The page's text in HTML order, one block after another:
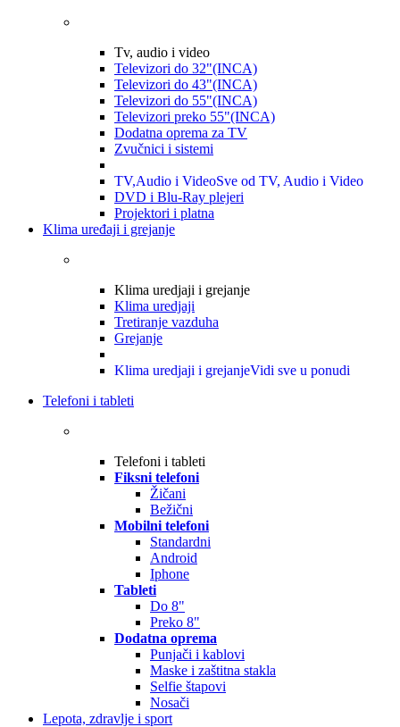
Tv, audio i video
Televizori do 32"(INCA)
Televizori do 43"(INCA)
Televizori do 55"(INCA)
Televizori preko 55"(INCA)
Dodatna oprema za TV
Zvučnici i sistemi
TV,Audio i VideoSve od TV, Audio i Video
DVD i Blu-Ray plejeri
Projektori i platna
Klima uređaji i grejanje
Klima uredjaji i grejanje
Klima uredjaji
Tretiranje vazduha
Grejanje
Klima uredjaji i grejanjeVidi sve u ponudi
Telefoni i tableti
Telefoni i tableti
Fiksni telefoni
Žičani
Bežični
Mobilni telefoni
Standardni
Android
Iphone
Tableti
Do 8"
Preko 8"
Dodatna oprema
Punjači i kablovi
Maske i zaštitna stakla
Selfie štapovi
Nosači
Lepota, zdravlje i sport